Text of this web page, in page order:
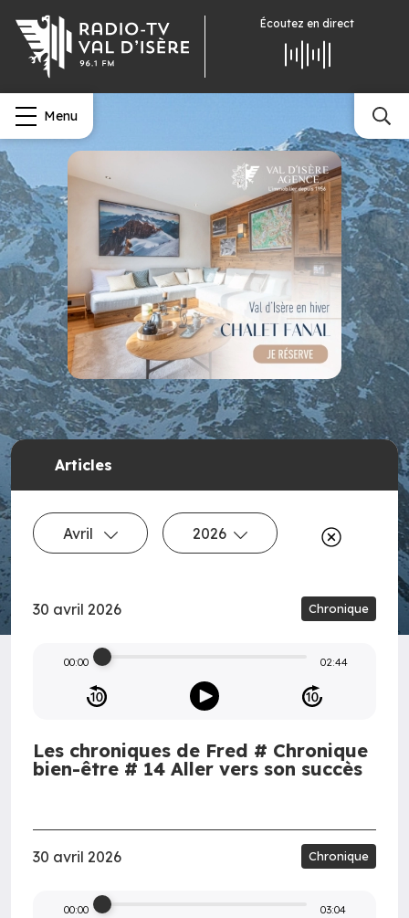
Écoutez en direct
Menu
Articles
Avril 2026
30 avril 2026 Chronique
00:00 02:44
Les chroniques de Fred # Chronique
bien-être # 14 Aller vers son succès
30 avril 2026 Chronique
00:00 03:04